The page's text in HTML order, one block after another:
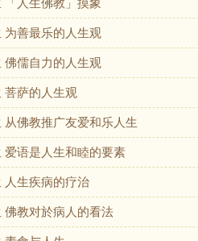
「人生佛教」摸象
为善最乐的人生观
佛儒自力的人生观
菩萨的人生观
从佛教推广友爱和乐人生
爱语是人生和睦的要素
人生疾病的疗治
佛教对於病人的看法